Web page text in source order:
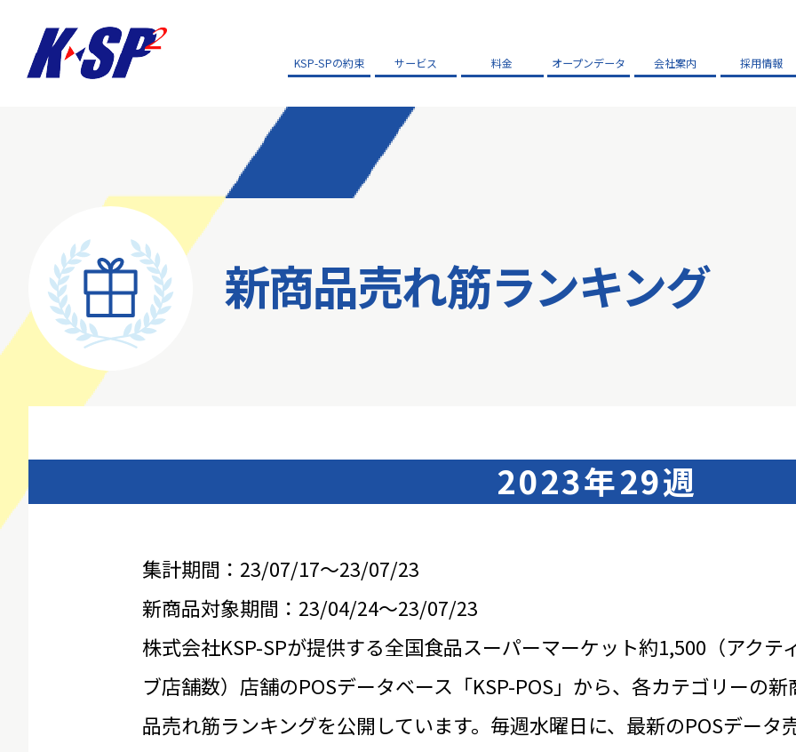
KSP-SPの約束 サービス 料金 オープンデータ 会社案内 採用情報
新商品売れ筋ランキング
2023年29週
集計期間：23/07/17～23/07/23
新商品対象期間：23/04/24～23/07/23
株式会社KSP-SPが提供する全国食品スーパーマーケット約1,500（アクテ
ブ店舗数）店舗のPOSデータベース「KSP-POS」から、各カテゴリーの新
品売れ筋ランキングを公開しています。毎週水曜日に、最新のPOSデータ